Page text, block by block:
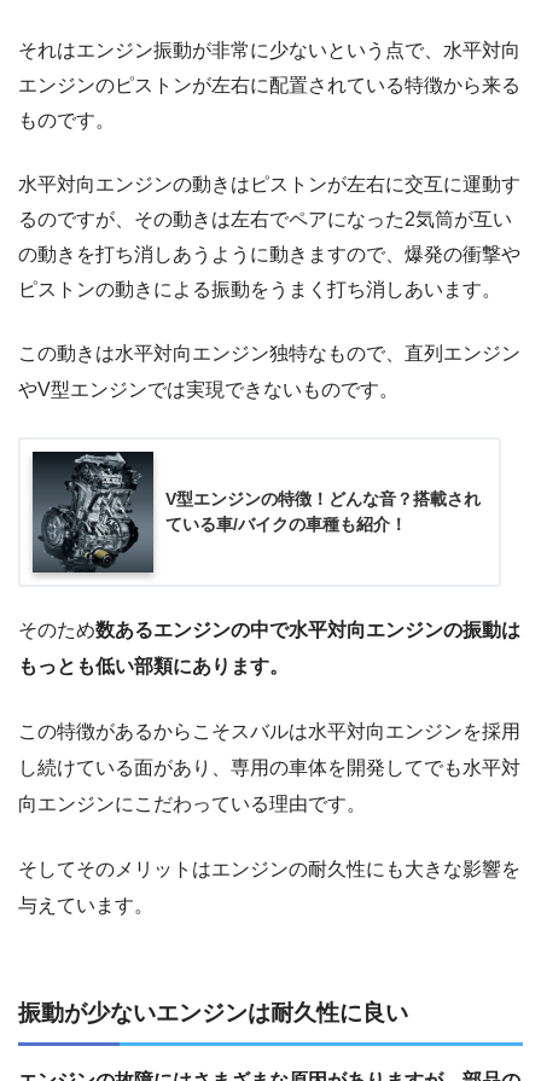
それはエンジン振動が非常に少ないという点で、水平対向
エンジンのピストンが左右に配置されている特徴から来る
ものです。
水平対向エンジンの動きはピストンが左右に交互に運動す
るのですが、その動きは左右でペアになった2気筒が互い
の動きを打ち消しあうように動きますので、爆発の衝撃や
ピストンの動きによる振動をうまく打ち消しあいます。
この動きは水平対向エンジン独特なもので、直列エンジン
やV型エンジンでは実現できないものです。
V型エンジンの特徴！どんな音？搭載され
ている車/バイクの車種も紹介！
そのため数あるエンジンの中で水平対向エンジンの振動は
もっとも低い部類にあります。
この特徴があるからこそスバルは水平対向エンジンを採用
し続けている面があり、専用の車体を開発してでも水平対
向エンジンにこだわっている理由です。
そしてそのメリットはエンジンの耐久性にも大きな影響を
与えています。
振動が少ないエンジンは耐久性に良い